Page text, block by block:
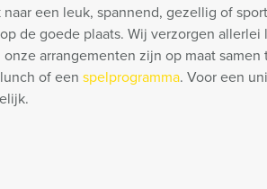
een leuk, spannend, gezellig of
de goede plaats. Wij verzorgen
onze arrangementen zijn op maat
of een spelprogramma. Voor een